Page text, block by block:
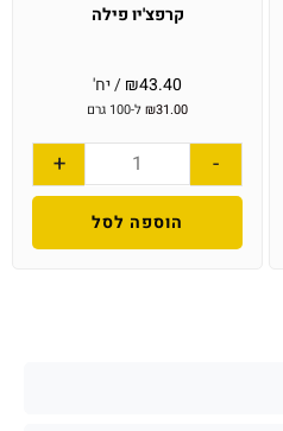
קרפצ'יו פילה
₪43.40 / יח'
₪31.00 ל-100 גרם
-
+
הוספה לסל